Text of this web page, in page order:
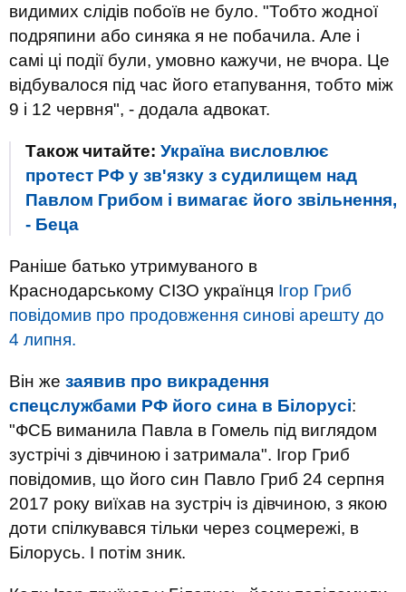
видимих ​​слідів побоїв не було. "Тобто жодної
подряпини або синяка я не побачила. Але і
самі ці події були, умовно кажучи, не вчора. Це
відбувалося під час його етапування, тобто між
9 і 12 червня", - додала адвокат.
Також читайте: Україна висловлює
протест РФ у зв'язку з судилищем над
Павлом Грибом і вимагає його звільнення,
- Беца
Раніше батько утримуваного в
Краснодарському СІЗО українця Ігор Гриб
повідомив про продовження синові арешту до
4 липня.
Він же заявив про викрадення
спецслужбами РФ його сина в Білорусі:
"ФСБ виманила Павла в Гомель під виглядом
зустрічі з дівчиною і затримала". Ігор Гриб
повідомив, що його син Павло Гриб 24 серпня
2017 року виїхав на зустріч із дівчиною, з якою
доти спілкувався тільки через соцмережі, в
Білорусь. І потім зник.